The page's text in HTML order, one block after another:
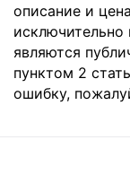
описание и
являются
пунктом 2
ошибку,